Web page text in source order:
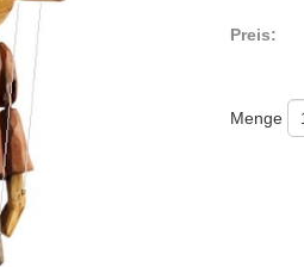
Preis:
Menge